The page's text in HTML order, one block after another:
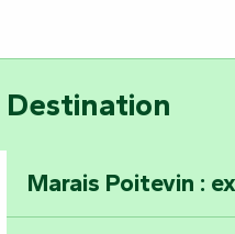
Destination
Marais Poitevin :
visite
?
adaptée